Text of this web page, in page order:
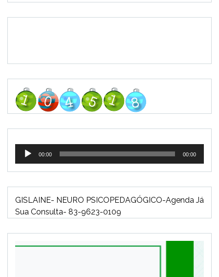
Tocador
áudio
00:00 00:00
GISLAINE- NEURO PSICOPEDAGÓGICO-Agenda Já
Sua Consulta- 83-9623-0109